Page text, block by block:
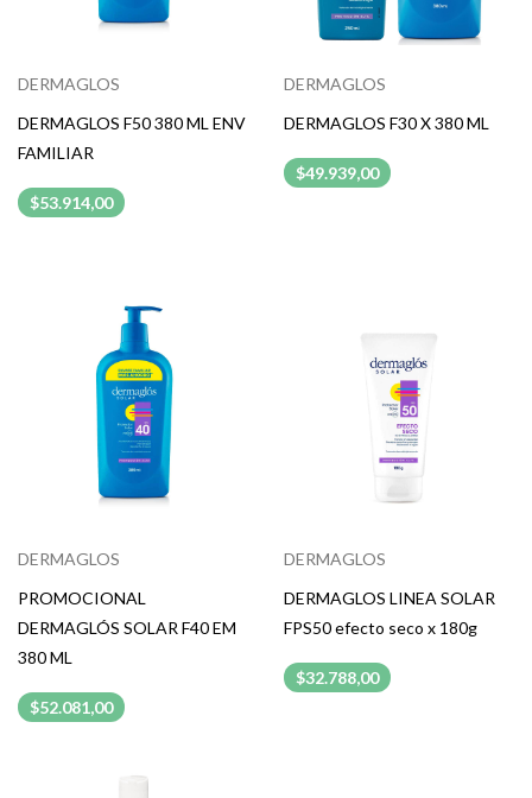
DERMAGLOS
DERMAGLOS F50 380 ML ENV
FAMILIAR
$53.914,00
DERMAGLOS
DERMAGLOS F30 X 380 ML
$49.939,00
DERMAGLOS
PROMOCIONAL
DERMAGLÓS SOLAR F40 EM
380 ML
$52.081,00
DERMAGLOS
DERMAGLOS LINEA SOLAR
FPS50 efecto seco x 180g
$32.788,00